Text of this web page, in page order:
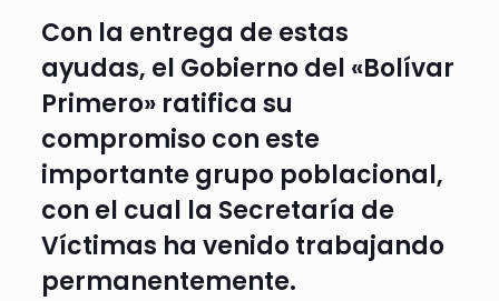
Con la entrega de estas
ayudas, el Gobierno del «Bolívar
Primero» ratifica su
compromiso con este
importante grupo poblacional,
con el cual la Secretaría de
Víctimas ha venido trabajando
permanentemente.